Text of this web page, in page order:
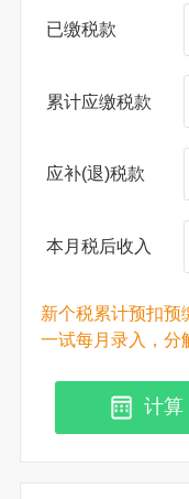
已缴税款
累计应缴税款
应补(退)税款
本月税后收入
新个税累计预扣预
一试每月录入，分
计算